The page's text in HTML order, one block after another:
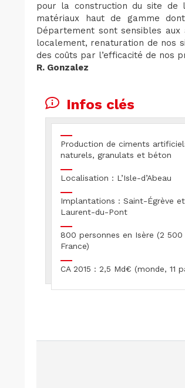
pour la construction du site de
matériaux haut de gamme
Département sont sensibles
localement, renaturation de nos
des coûts par l’efficacité de nos
R. Gonzalez
Infos clés
Production de ciments
naturels, granulats et béton
Localisation : L’Isle-d’Abeau
Implantations : Saint-Égrève
Laurent-du-Pont
800 personnes en Isère (2 500
France)
CA 2015 : 2,5 Md€ (monde, 11